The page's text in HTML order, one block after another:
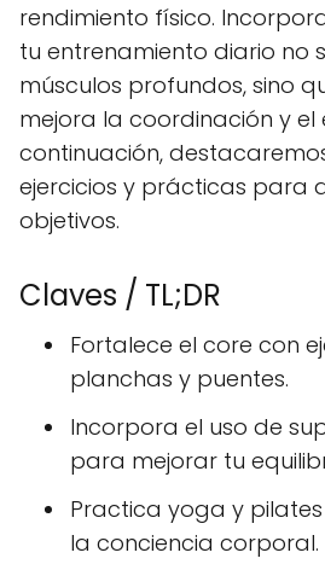
rendimiento físico.
tu entrenamiento diario no
músculos profundos, sino
mejora la coordinación y el
continuación,
ejercicios y prácticas para
objetivos.
Claves / TL;DR
Fortalece el core con
planchas y puentes.
Incorpora el uso de
para mejorar tu
Practica yoga y
la conciencia corporal.